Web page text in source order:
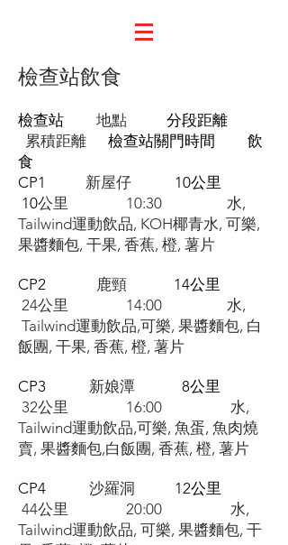
檢查站飲食
檢查站 地點 分段距離
累積距離 檢查站關門時間 飲
食
CP1 新屋仔 10公里
10公里 10:30 水,
Tailwind運動飲品, KOH椰青水, 可樂,
果醬麵包, 干果, 香蕉, 橙, 薯片
CP2 鹿頸 14公里
24公里 14:00 水,
Tailwind運動飲品,可樂, 果醬麵包, 白
飯團, 干果, 香蕉, 橙, 薯片
CP3 新娘潭 8公里
32公里 16:00 水,
Tailwind運動飲品,可樂, 魚蛋, 魚肉燒
賣, 果醬麵包,白飯團, 香蕉, 橙, 薯片
​CP4 沙羅洞 12公里
44公里 20:00 水,
Tailwind運動飲品, 可樂, 果醬麵包, 干